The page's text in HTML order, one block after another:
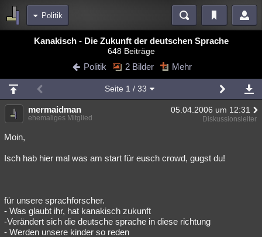
Politik
Bereiche
Blogs Videos
Chat Wiki Neuigkeiten
meine Rubriken
Menschen Wissenschaft Mystery Kriminalfälle
Spiritualität
Natur Umfragen Unterhaltung
Astronomie Helpdesk Gruppen Gaming
Kanakisch - Die Zukunft der deutschen Sprache
648 Beiträge
Politik 2 Bilder Mehr
Seite 1 / 33
mermaidman 05.04.2006 um 12:31
ehemaliges Mitglied Diskussionsleiter
Moin,
Isch hab hier mal was am start für eusch crowd, gugst du!
für unsere sprachforscher.
- Was glaubt ihr, hat kanakisch zukunft
-Verändert sich die deutsche sprache in diese richtung
- Werden unsere kinder so reden